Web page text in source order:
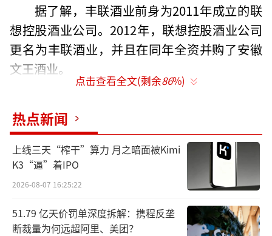
据了解，丰联酒业前身为2011年成立的联
想控股酒业公司。2012年，联想控股酒业公司
更名为丰联酒业，并且在同年全资并购了安徽
文王酒业。
买了联想佳沃集团持有的丰联酒业100%股权。
目前，丰联酒业旗下共有4家酒企，分别是湖南
武陵酒有限公司、曲阜孔府家酒业有限公司、
承德乾隆醉酒业有限公司以及安徽文王酿酒股
点击查看全文(剩余86%)
热点新闻
上线三天“榨干”算力 月之暗面被Kimi
K3“逼”着IPO
2026-08-07 16:25:22
51.79 亿天价罚单深度拆解：携程反垄
断裁量为何远超阿里、美团？